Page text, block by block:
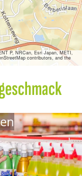
P, NRCan, Esri Japan, METI,
contributors, and the